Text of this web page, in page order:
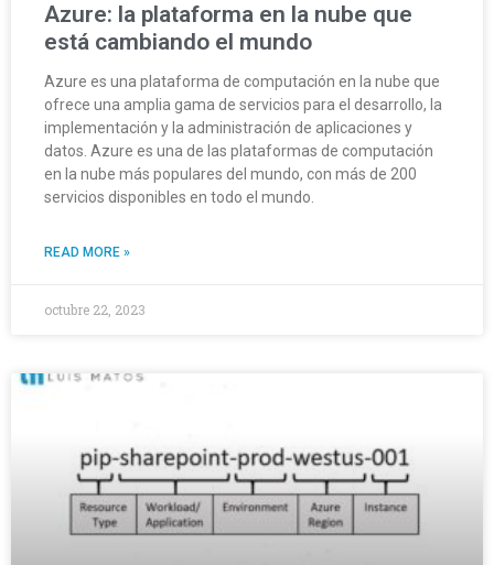
Azure: la plataforma en la nube que
está cambiando el mundo
Azure es una plataforma de computación en la nube que
ofrece una amplia gama de servicios para el desarrollo, la
implementación y la administración de aplicaciones y
datos. Azure es una de las plataformas de computación
en la nube más populares del mundo, con más de 200
servicios disponibles en todo el mundo.
READ MORE »
octubre 22, 2023